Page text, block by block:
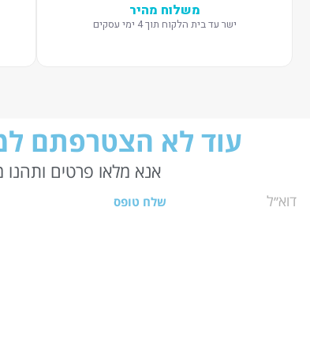
משלוח מהיר
ישר עד בית הלקוח תוך 4 ימי עסקים
עוד לא הצטרפתם
אנא מלאו פרטים
שלח טופס